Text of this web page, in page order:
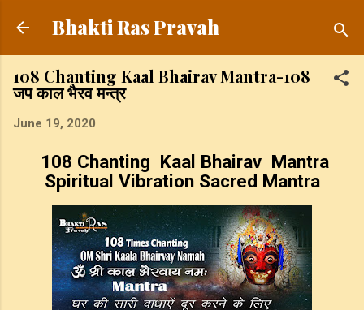
Skip to main content
Bhakti Ras Pravah
108 Chanting Kaal Bhairav Mantra-108
जप काल भैरव मन्त्र
June 19, 2020
108 Chanting Kaal Bhairav Mantra
Spiritual Vibration Sacred Mantra